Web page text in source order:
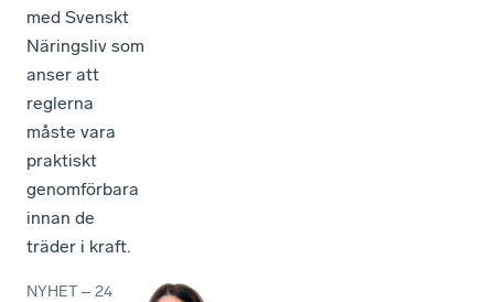
med Svenskt
Näringsliv som
anser att
reglerna
måste vara
praktiskt
genomförbara
innan de
träder i kraft.
NYHET –24